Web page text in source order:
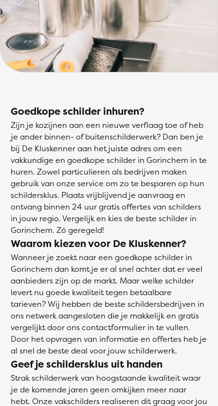
Goedkope schilder inhuren?
Zijn je kozijnen aan een nieuwe verflaag toe of heb
je ander binnen- of buitenschilderwerk? Dan ben je
bij De Kluskenner aan het juiste adres om een
vakkundige en goedkope schilder in Gorinchem in te
huren. Zowel particulieren als bedrijven maken
gebruik van onze service om zo te besparen op hun
schildersklus. Plaats vrijblijvend je aanvraag en
ontvang binnen 24 uur gratis offertes van schilders
in jouw regio. Vergelijk en kies de beste schilder in
Gorinchem. Zó geregeld!
Waarom kiezen voor De Kluskenner?
Wanneer je zoekt naar een goedkope schilder in
Gorinchem dan komt je er al snel achter dat er veel
aanbieders zijn op de markt. Maar welke schilder
levert nu goede kwaliteit tegen betaalbare
tarieven? Wij hebben de beste schildersbedrijven in
ons netwerk aangesloten die je makkelijk en gratis
vergelijkt door ons contactformulier in te vullen.
Door het opvragen van informatie en offertes heb je
al snel de beste deal voor jouw schilderwerk.
Geef je schildersklus uit handen
Strak schilderwerk van hoogstaande kwaliteit waar
je de komende jaren geen omkijken meer naar
hebt. Onze vakschilders realiseren dit graag voor jou